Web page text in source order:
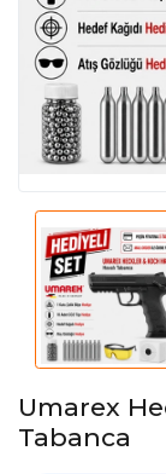
Umarex
Tabanca